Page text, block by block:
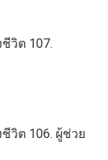
วิต 107.
วิต 106. ผู้ช่วย